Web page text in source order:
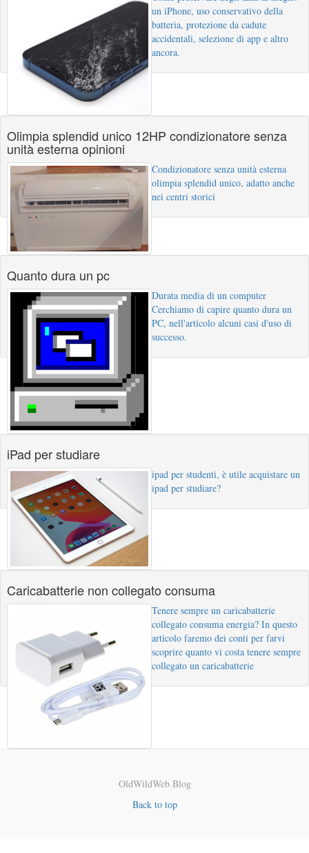
un iPhone, uso conservativo della
batteria, protezione da cadute
accidentali, selezione di app e altro
ancora.
Olimpia splendid unico 12HP condizionatore senza
unità esterna opinioni
Condizionatore senza unità esterna
olimpia splendid unico, adatto anche
nei centri storici
Quanto dura un pc
Durata media di un computer
Cerchiamo di capire quanto dura un
PC, nell'articolo alcuni casi d'uso di
successo.
iPad per studiare
ipad per studenti, è utile acquistare un
ipad per studiare?
Caricabatterie non collegato consuma
Tenere sempre un caricabatterie
collegato consuma energia? In questo
articolo faremo dei conti per farvi
scoprire quanto vi costa tenere sempre
collegato un caricabatterie
OldWildWeb Blog
Back to top